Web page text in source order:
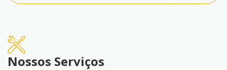
Nossos Serviços